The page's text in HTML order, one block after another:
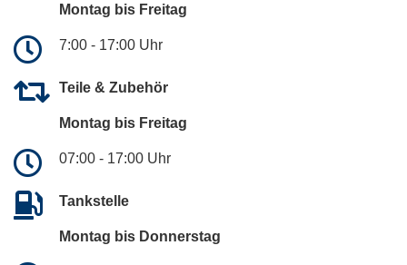
Montag bis Freitag
7:00 - 17:00 Uhr
Teile & Zubehör
Montag bis Freitag
07:00 - 17:00 Uhr
Tankstelle
Montag bis Donnerstag